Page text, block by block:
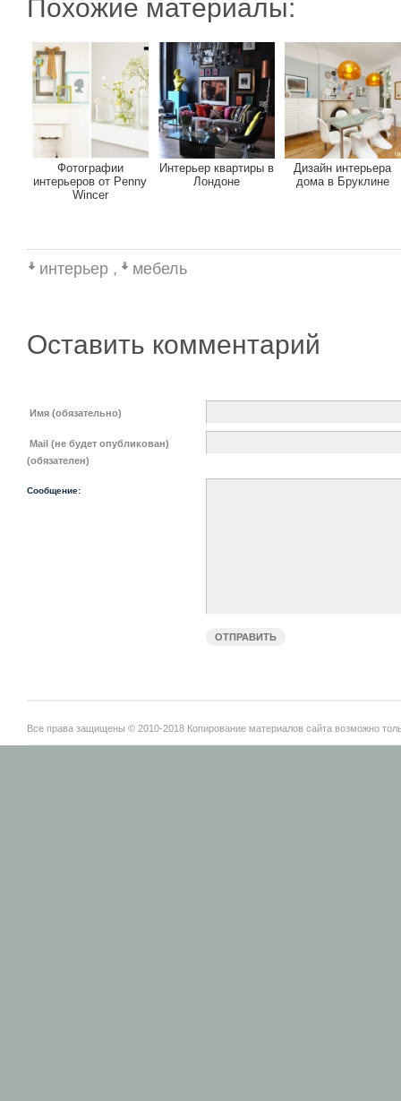
Похожие материалы:
Фотографии
интерьеров от Penny
Wincer
Интерьер квартиры в
Лондоне
Дизайн интерьера
дома в Бруклине
интерьер , мебель
Оставить комментарий
Имя (обязательно)
Mail (не будет опубликован)
(обязателен)
Сообщение:
Все права защищены © 2010-2018 Копирование материалов сайта возможно